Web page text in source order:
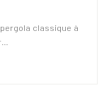
classique à